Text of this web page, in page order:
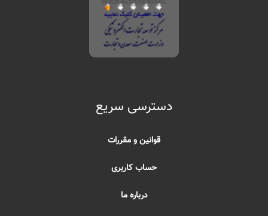
دسترسی سریع
قوانین و مقررات
حساب کاربری
درباره ما